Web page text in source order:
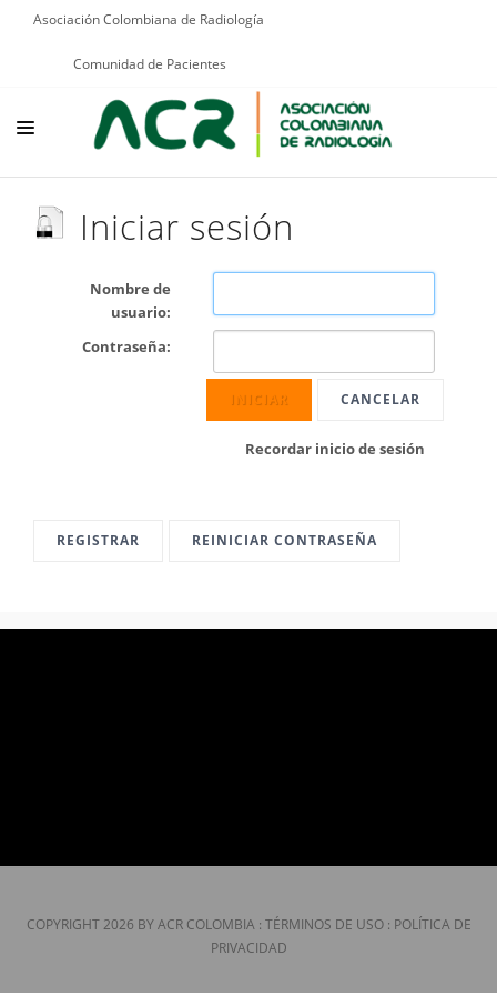
Asociación Colombiana de Radiología
Comunidad de Pacientes
EDUCACIÓN
PUBLICACIONES
PROGRAMAS INSTITUCIONALES
PROGRAMAS POR PATOLOGÍAS
Iniciar sesión
Nombre de
usuario:
Contraseña:
INICIAR CANCELAR
Recordar inicio de sesión
REGISTRAR REINICIAR CONTRASEÑA
COPYRIGHT 2026 BY ACR COLOMBIA: TÉRMINOS DE USO: POLÍTICA DE
PRIVACIDAD